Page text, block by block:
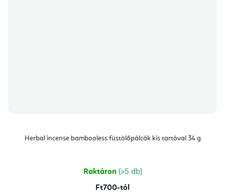
Herbal incense bambooless füstölőpálcák kis tartóval 34 g
Raktáron (>5 db)
Ft700-tól